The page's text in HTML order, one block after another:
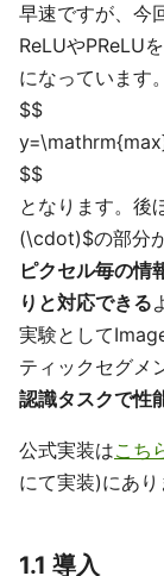
早速ですが、今
ReLUやPReLUを
になっています
$$
$$
となります。後
(\cdot)$の部分
ピクセル毎の情
りと対応できる
実験として
ティックセグメ
認識タスクで性
公式実装はこち
にて実装)にあり
1.1 導入